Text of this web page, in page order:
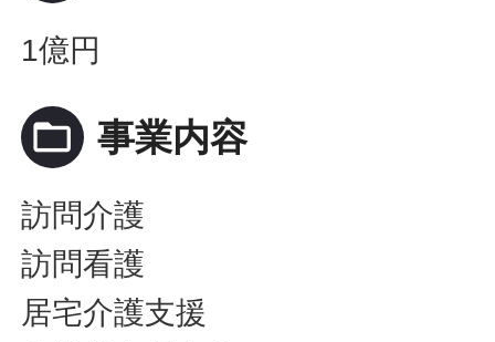
1億円
folder_open 事業内容
訪問介護
訪問看護
居宅介護支援